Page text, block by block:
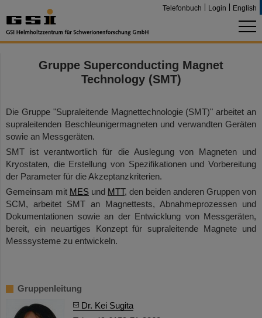
Telefonbuch Login English
Gruppe Superconducting Magnet
Technology (SMT)
Die Gruppe "Supraleitende Magnettechnologie (SMT)" arbeitet an
supraleitenden Beschleunigermagneten und verwandten Geräten
sowie an Messgeräten.
SMT ist verantwortlich für die Auslegung von Magneten und
Kryostaten, die Erstellung von Spezifikationen und Vorbereitung
der Parameter für die Akzeptanzkriterien.
Gemeinsam mit MES und MTT, den beiden anderen Gruppen von
SCM, arbeitet SMT an Magnettests, Abnahmeprozessen und
Dokumentationen sowie an der Entwicklung von Messgeräten,
bereit, ein neuartiges Konzept für supraleitende Magnete und
Messsysteme zu entwickeln.
Gruppenleitung
Dr. Kei Sugita